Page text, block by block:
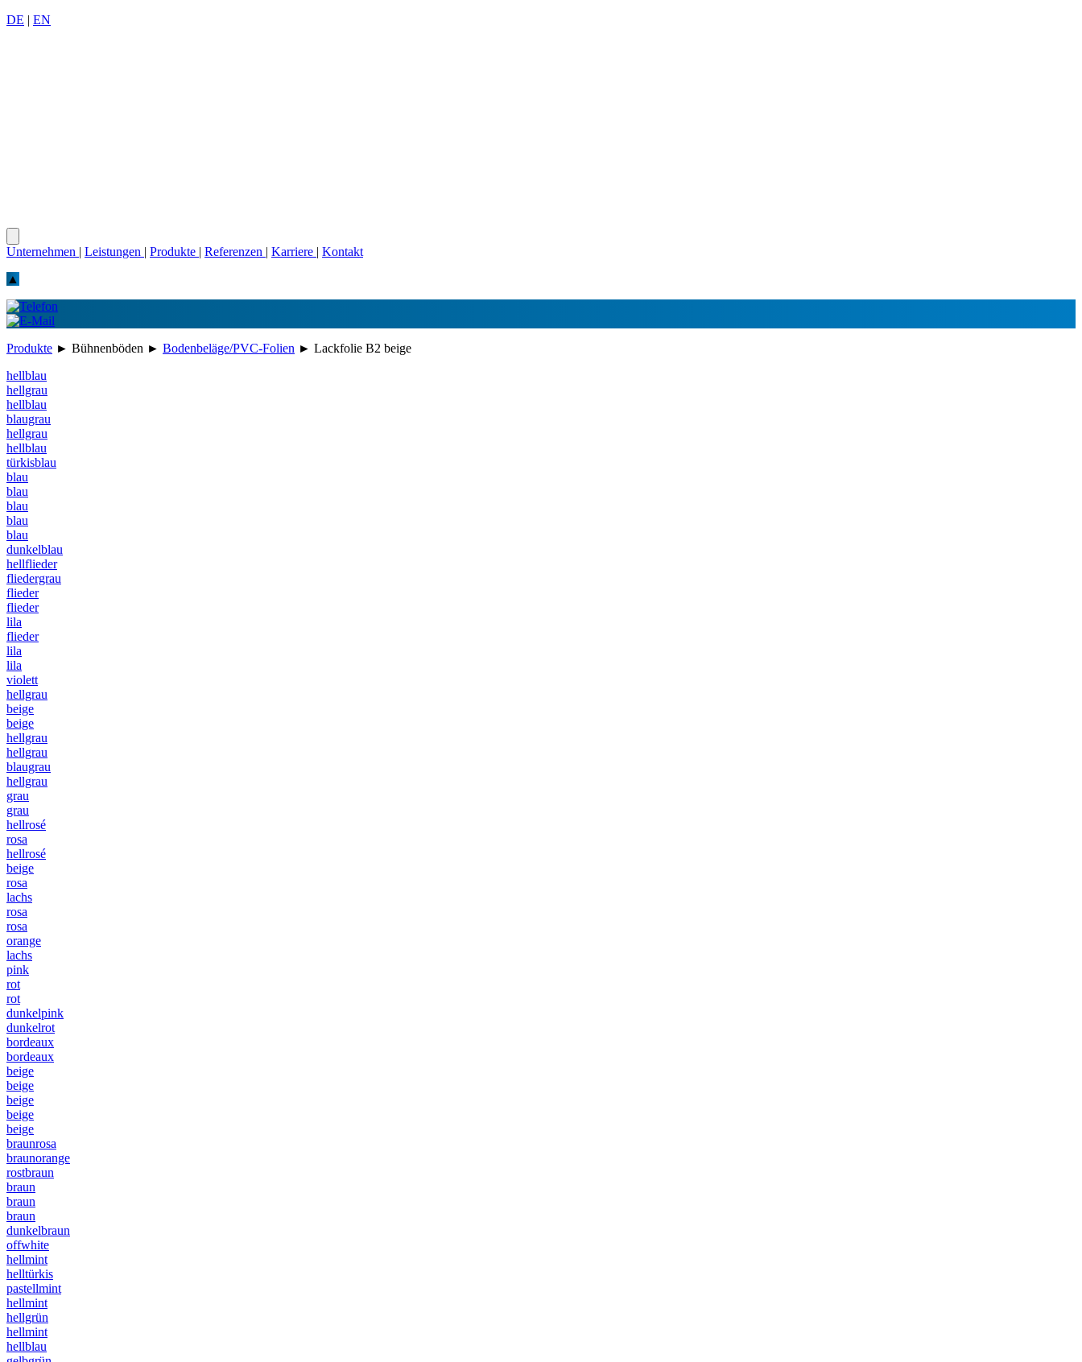
DE | EN
Unternehmen | Leistungen | Produkte | Referenzen | Karriere | Kontakt
▲
Produkte ► Bühnenböden ► Bodenbeläge/PVC-Folien ► Lackfolie B2 beige
hellblau
hellgrau
hellblau
blaugrau
hellgrau
hellblau
türkisblau
blau
blau
blau
blau
blau
dunkelblau
hellflieder
fliedergrau
flieder
flieder
lila
flieder
lila
lila
violett
hellgrau
beige
beige
hellgrau
hellgrau
blaugrau
hellgrau
grau
grau
hellrosé
rosa
hellrosé
beige
rosa
lachs
rosa
rosa
orange
lachs
pink
rot
rot
dunkelpink
dunkelrot
bordeaux
bordeaux
beige
beige
beige
beige
beige
braunrosa
braunorange
rostbraun
braun
braun
braun
dunkelbraun
offwhite
hellmint
helltürkis
pastellmint
hellmint
hellgrün
hellmint
hellblau